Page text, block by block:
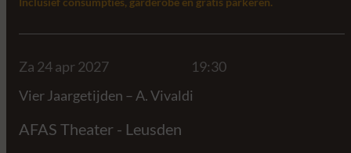
Za 24 apr 2027
19:30
Vier Jaargetijden – A. Vivaldi
AFAS Theater - Leusden